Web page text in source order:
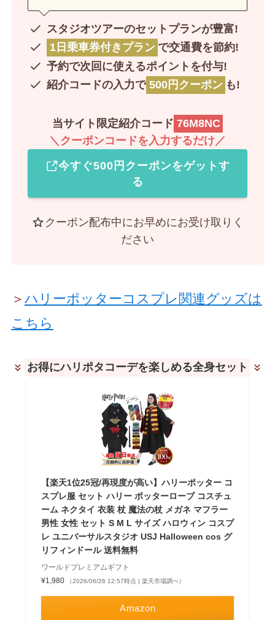
スタジオツアーのセットプランが豊富!
1日乗車券付きプラン で交通費を節約!
予約で次回に使えるポイントを付与!
紹介コードの入力で 500円クーポン も!
当サイト限定紹介コード 76M8NC
＼クーポンコードを入力するだけ／
今すぐ500円クーポンをゲットす
る
クーポン配布中にお早めにお受け取りく
ださい
＞ ハリーポッターコスプレ関連グッズは
こちら
お得にハリポタコーデを楽しめる全身セット
【楽天1位25冠/再現度が高い】ハリーポッター コ
スプレ服 セット ハリー ポッターローブ コスチュ
ーム ネクタイ 衣装 杖 魔法の杖 メガネ マフラー
男性 女性 セット S M L サイズ ハロウィン コスプ
レ ユニバーサルスタジオ USJ Halloween cos グ
リフィンドール 送料無料
ワールドプレミアムギフト
¥1,980
（2026/06/26 12:57時点 | 楽天市場調べ）
Amazon